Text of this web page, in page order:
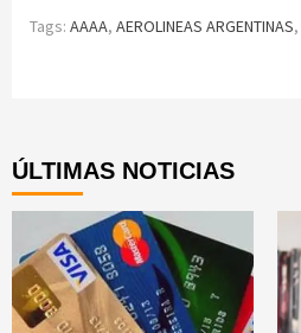
Tags: AAAA, AEROLINEAS ARGENTINAS,
ÚLTIMAS NOTICIAS